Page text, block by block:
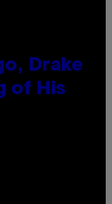
Drake
of His